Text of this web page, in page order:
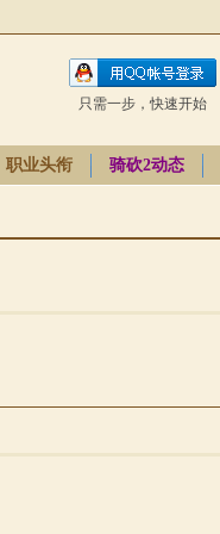
只需一步，快速开始
职业头衔 骑砍2动态